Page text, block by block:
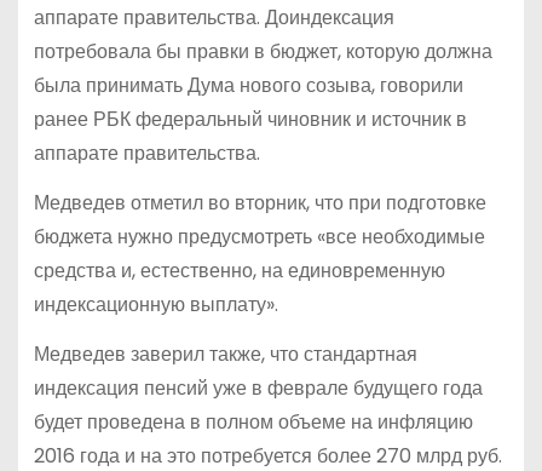
аппарате правительства. Доиндексация
потребовала бы правки в бюджет, которую должна
была принимать Дума нового созыва, говорили
ранее РБК федеральный чиновник и источник в
аппарате правительства.
Медведев отметил во вторник, что при подготовке
бюджета нужно предусмотреть «все необходимые
средства и, естественно, на единовременную
индексационную выплату».
Медведев заверил также, что стандартная
индексация пенсий уже в феврале будущего года
будет проведена в полном объеме на инфляцию
2016 года и на это потребуется более 270 млрд руб.